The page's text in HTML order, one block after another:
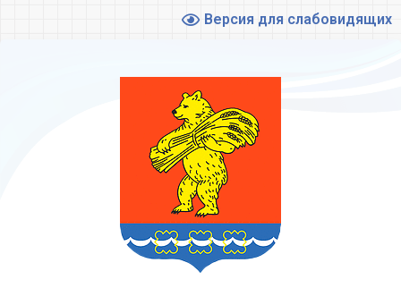
Версия для слабовидящих